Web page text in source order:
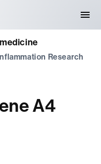
Research
A4